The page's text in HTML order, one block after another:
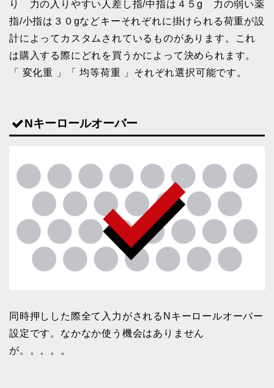
り 力の入りやすい人差し指/中指は４５g 力の弱い薬
指/小指は３０gなどキーそれぞれに掛けられる荷重が設
計によってカスタムされているものがあります。これ
は購入する際にどれを買うかによって決められます。
「 変化重 」「 均等荷重 」それぞれ選択可能です。
Nキーロールオーバー
同時押しした際全て入力がされるNキーロールオーバー
設定です。なかなか使う機会はありません
が。。。。。